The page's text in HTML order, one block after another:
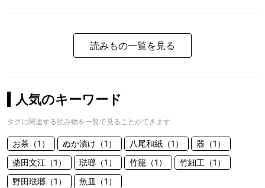
読みもの一覧を見る
人気のキーワード
タグに関連する読み物を一覧で見ることができます
お茶（1） ぬか漬け（1） 八尾和紙（1）
器（1）
柴田文江（1）
琺瑯（1） 竹籠（1）
竹細工（1）
野田琺瑯（1）
魚皿（1）